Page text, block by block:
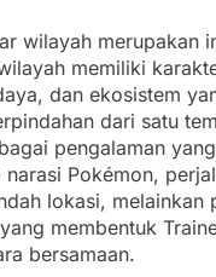
wilayah merupakan
memiliki
dan ekosistem
dari satu
pengalaman
narasi Pokémon,
lokasi, melainkan
membentuk
bersamaan.